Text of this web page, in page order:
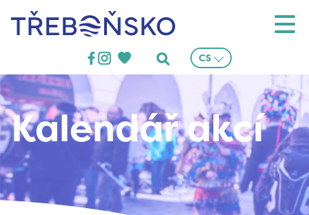
Třeboňsko CS
Kalendář akcí